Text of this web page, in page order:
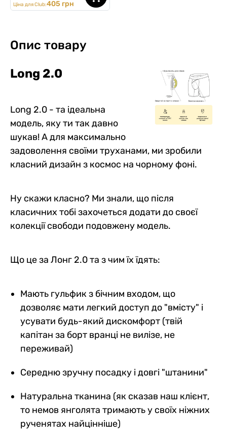
Ціна для Club:405 грн
Опис товару
Long 2.0
Long 2.0 - та ідеальна
модель, яку ти так давно
шукав! А для максимально
задоволення своїми труханами, ми зробили
класний дизайн з космос на чорному фоні.
Ну скажи класно? Ми знали, що після
класичних тобі захочеться додати до своєї
колекції свободи подовжену модель.
Що це за Лонг 2.0 та з чим їх їдять:
Мають гульфик з бічним входом, що
дозволяє мати легкий доступ до "вмісту" і
усувати будь-який дискомфорт (твій
капітан за борт вранці не вилізе, не
переживай)
Середню зручну посадку і довгі "штанини"
Натуральна тканина (як сказав наш клієнт,
то немов янголята тримають у своїх ніжних
рученятах найцінніше)